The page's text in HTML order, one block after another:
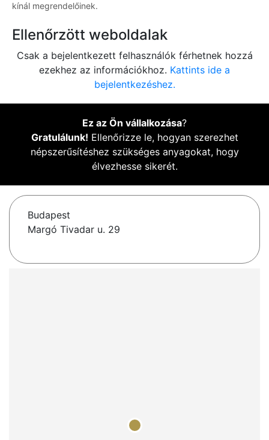
kínál megrendelőinek.
Ellenőrzött weboldalak
Csak a bejelentkezett felhasználók férhetnek hozzá
ezekhez az információkhoz. Kattints ide a
bejelentkezéshez.
Ez az Ön vállalkozása?
Gratulálunk! Ellenőrizze le, hogyan szerezhet
népszerűsítéshez szükséges anyagokat, hogy
élvezhesse sikerét.
Budapest
Margó Tivadar u. 29